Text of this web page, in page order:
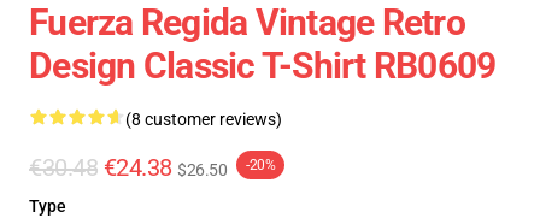
Fuerza Regida Vintage Retro
Design Classic T-Shirt RB0609
(8 customer reviews)
€30.48 €24.38 $26.50 -20%
Type